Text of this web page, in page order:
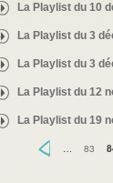
La Playlist du 10
La Playlist du 3
La Playlist du 3
La Playlist du 12
La Playlist du 19
‹ … 83